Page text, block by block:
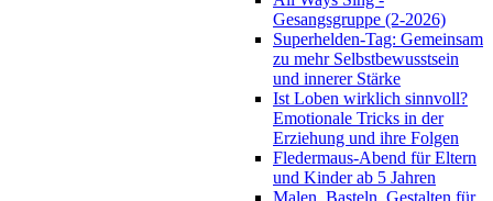
Gesangsgruppe (2-2026)
Superhelden-Tag: Gemeinsam
zu mehr Selbstbewusstsein
und innerer Stärke
Ist Loben wirklich sinnvoll?
Emotionale Tricks in der
Erziehung und ihre Folgen
Fledermaus-Abend für Eltern
und Kinder ab 5 Jahren
Malen, Basteln, Gestalten für